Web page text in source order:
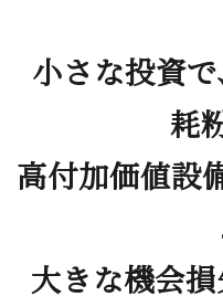
小さな投資
耗
高付加価値設
大きな機会